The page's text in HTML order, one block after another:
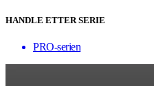
HANDLE ETTER SERIE
PRO-serien